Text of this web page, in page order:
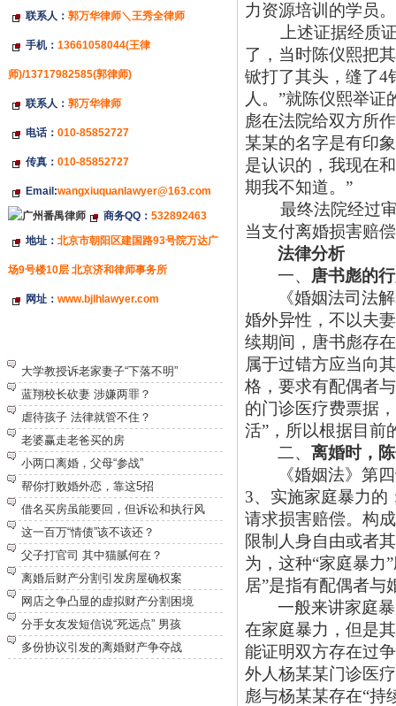
联系人： 郭万华律师＼王秀全律师
手机： 13661058044(王律
师)/13717982585(郭律师)
联系人： 郭万华律师
电话： 010-85852727
传真： 010-85852727
Email:wangxiuquanlawyer@163.com
商务QQ： 532892463
地址： 北京市朝阳区建国路93号院万达广
场9号楼10层 北京济和律师事务所
网址： www.bjlhlawyer.com
大学教授诉老家妻子“下落不明”
蓝翔校长砍妻 涉嫌两罪？
虐待孩子 法律就管不住？
老婆赢走老爸买的房
小两口离婚，父母“参战”
帮你打败婚外恋，靠这5招
借名买房虽能要回，但诉讼和执行风
这一百万“情债”该不该还？
父子打官司 其中猫腻何在？
离婚后财产分割引发房屋确权案
网店之争凸显的虚拟财产分割困境
分手女友发短信说“死远点” 男孩
多份协议引发的离婚财产争夺战
力资源培训的学员。
上述证据经质
了，当时陈仪熙把
锨打了其头，缝了4
人。”就陈仪熙举
彪在法院给双方所
某某的名字是有印
是认识的，我现在
期我不知道。”
最终法院经过
当支付离婚损害赔
法律分析
一、
唐书彪的
《婚姻法司法
婚外异性，不以夫
续期间，唐书彪存
属于过错方应当向
格，要求有配偶者
的门诊医疗费票据
活”，所以根据目前
二、 离婚时，
《婚姻法》第
3、实施家庭暴力的
请求损害赔偿。构
限制人身自由或者
为，这种“家庭暴力
居”是指有配偶者与
一般来讲家庭
在家庭暴力，但是
能证明双方存在过
外人杨某某门诊医
彪与杨某某存在“持